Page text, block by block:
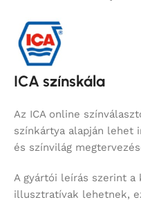
ICA színskála
Az ICA online
színkártya alapján lehet
és színvilág
A gyártói leírás szerint
illusztratívak lehetnek,